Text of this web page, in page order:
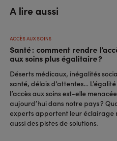
A lire aussi
Santé : comment rendre
aux soins plus égalitaire ?
ACCÈS AUX SOINS
Déserts médicaux, inégalités
santé, délais d’attentes…
l’accès aux soins est-elle menacée
aujourd’hui dans notre pays ?
experts apportent leur éclairage
aussi des pistes de solutions.